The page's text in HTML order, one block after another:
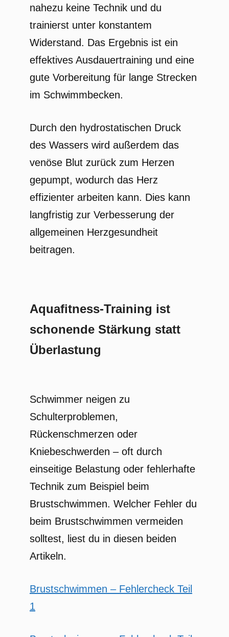
nahezu keine Technik und du
trainierst unter konstantem
Widerstand. Das Ergebnis ist ein
effektives Ausdauertraining und eine
gute Vorbereitung für lange Strecken
im Schwimmbecken.
Durch den hydrostatischen Druck
des Wassers wird außerdem das
venöse Blut zurück zum Herzen
gepumpt, wodurch das Herz
effizienter arbeiten kann. Dies kann
langfristig zur Verbesserung der
allgemeinen Herzgesundheit
beitragen.
Aquafitness-Training ist
schonende Stärkung statt
Überlastung
Schwimmer neigen zu
Schulterproblemen,
Rückenschmerzen oder
Kniebeschwerden – oft durch
einseitige Belastung oder fehlerhafte
Technik zum Beispiel beim
Brustschwimmen. Welcher Fehler du
beim Brustschwimmen vermeiden
solltest, liest du in diesen beiden
Artikeln.
Brustschwimmen – Fehlercheck Teil
1